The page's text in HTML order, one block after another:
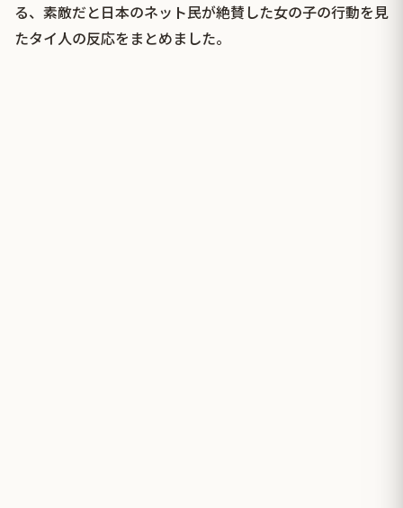
る、素敵だと日本のネット民が絶賛した女の子の行動を見
たタイ人の反応をまとめました。